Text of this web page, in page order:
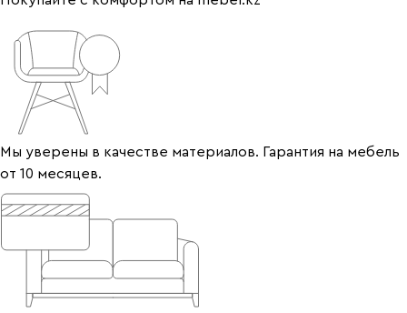
Мы уверены в качестве материалов. Гарантия на мебель
от 10 месяцев.